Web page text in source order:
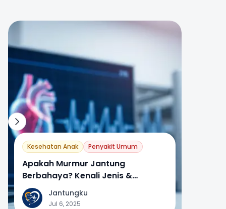
Kesehatan Anak Penyakit Umum
Apakah Murmur Jantung
Berbahaya? Kenali Jenis &
Gejalanya
J
Jantungku
Jul 6, 2025